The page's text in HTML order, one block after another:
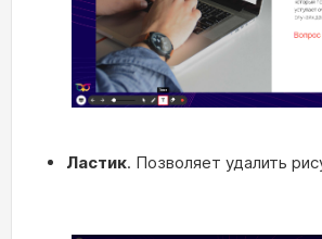
Ластик. Позволяет удалить